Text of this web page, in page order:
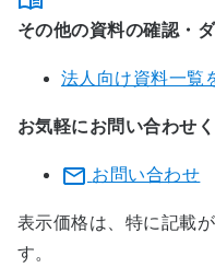
その他の資料の確認・
法人向け資料一覧
お気軽にお問い合わせ
お問い合わせ
表示価格は、特に記載
す。